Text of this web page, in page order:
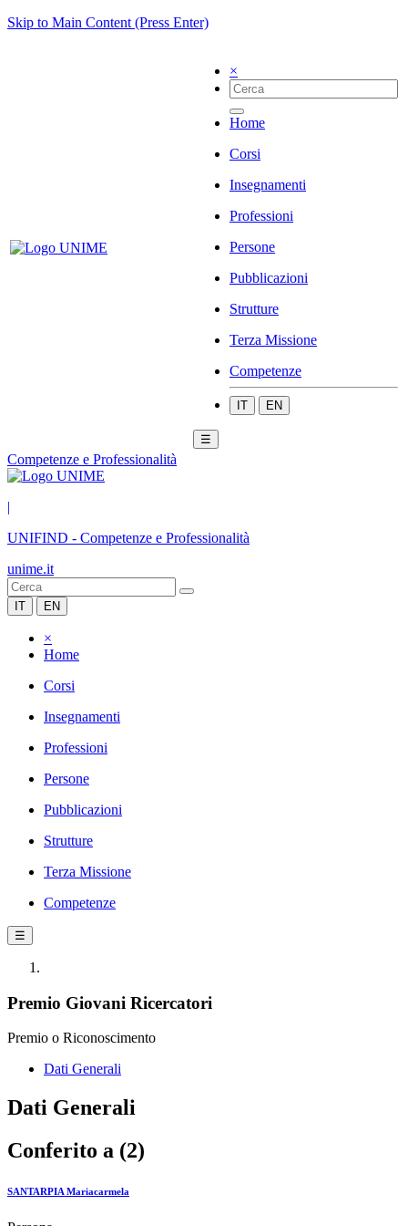
Skip to Main Content (Press Enter)
×
Home
Corsi
Insegnamenti
Professioni
Persone
Pubblicazioni
Strutture
Terza Missione
Competenze
IT EN
☰
Competenze e Professionalità
|
UNIFIND - Competenze e Professionalità
unime.it
IT EN
×
Home
Corsi
Insegnamenti
Professioni
Persone
Pubblicazioni
Strutture
Terza Missione
Competenze
☰
Premio Giovani Ricercatori
Premio o Riconoscimento
Dati Generali
Dati Generali
Conferito a (2)
SANTARPIA Mariacarmela